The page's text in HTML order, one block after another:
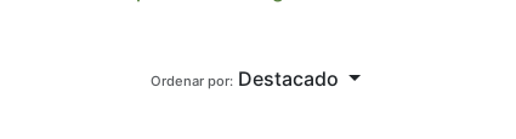
Ordenar por: Destacado